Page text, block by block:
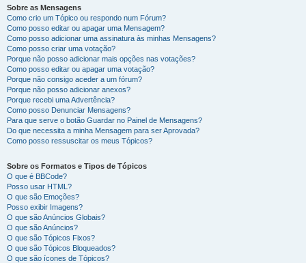
Sobre as Mensagens
Como crio um Tópico ou respondo num Fórum?
Como posso editar ou apagar uma Mensagem?
Como posso adicionar uma assinatura às minhas Mensagens?
Como posso criar uma votação?
Porque não posso adicionar mais opções nas votações?
Como posso editar ou apagar uma votação?
Porque não consigo aceder a um fórum?
Porque não posso adicionar anexos?
Porque recebi uma Advertência?
Como posso Denunciar Mensagens?
Para que serve o botão Guardar no Painel de Mensagens?
Do que necessita a minha Mensagem para ser Aprovada?
Como posso ressuscitar os meus Tópicos?
Sobre os Formatos e Tipos de Tópicos
O que é BBCode?
Posso usar HTML?
O que são Emoções?
Posso exibir Imagens?
O que são Anúncios Globais?
O que são Anúncios?
O que são Tópicos Fixos?
O que são Tópicos Bloqueados?
O que são ícones de Tópicos?